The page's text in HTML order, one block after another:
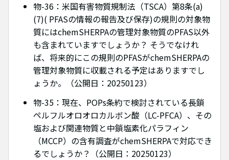
物-36：米国有害物質規制法（TSCA）第8条(a)
(7)( PFASの情報の報告及び保存)の規則の対象物
質にはchemSHERPAの管理対象物質のPFAS以外
も含まれていますでしょうか？ そうでなけれ
ば、将来的にこの規則のPFASがchemSHERPAの
管理対象物質に収載される予定はありますでし
ょうか。（公開日：20250123）
物-35：現在、POPs条約で検討されている長鎖
ペルフルオロオロカルボン酸（LC-PFCA）、その
塩および関連物質と中鎖塩素化パラフィン
（MCCP）の含有調査がchemSHERPAで対応でき
るでしょうか？（公開日：20250123）